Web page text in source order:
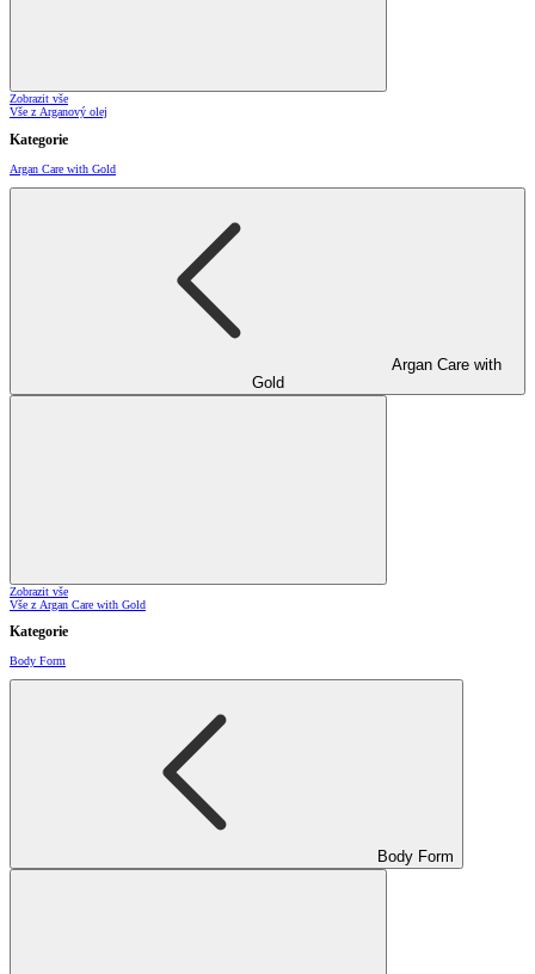
Zobrazit vše
Vše z Arganový olej
Kategorie
Argan Care with Gold
Argan Care with
Gold
Zobrazit vše
Vše z Argan Care with Gold
Kategorie
Body Form
Body Form